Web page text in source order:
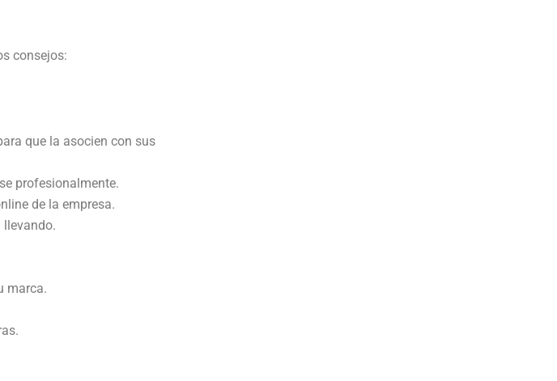
consejos:
que la asocien con sus
profesionalmente.
de la empresa.
llevando.
marca.